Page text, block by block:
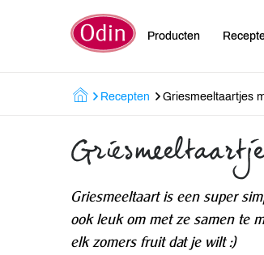
Producten
Recepten Griesmeeltaartjes
Griesmeeltaart is een super
ook leuk om met ze samen te
elk zomers fruit dat je wilt :)